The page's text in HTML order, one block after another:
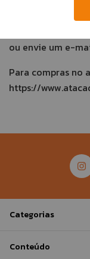
Para mais
ou envie um e-
Para compras no
https://
Categorias
Conteúdo